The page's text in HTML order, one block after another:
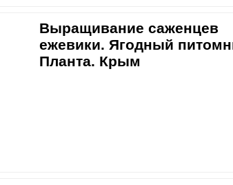
Выращивание саженцев
ежевики. Ягодный
Планта. Крым